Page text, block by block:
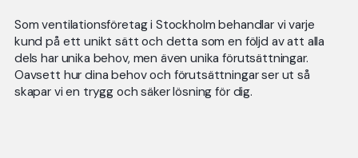
Som ventilationsföretag i Stockholm behandlar vi varje
kund på ett unikt sätt och detta som en följd av att alla
dels har unika behov, men även unika förutsättningar.
Oavsett hur dina behov och förutsättningar ser ut så
skapar vi en trygg och säker lösning för dig.